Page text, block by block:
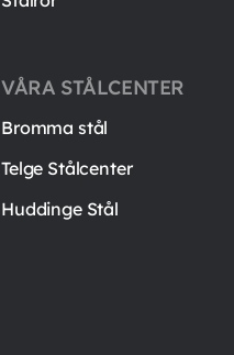
VÅRA STÅLCENTER
Bromma stål
Telge Stålcenter
Huddinge Stål